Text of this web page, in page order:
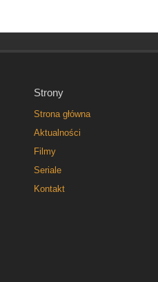
Strony
Strona główna
Aktualności
Filmy
Seriale
Kontakt